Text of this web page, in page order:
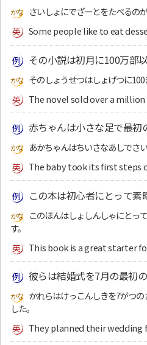
さいしょにでざーとをたべるの
Some people like to eat
その小説は初月に100万部
そのしょうせつはしょげつに100
The novel sold over a
赤ちゃんは小さな足で最初
あかちゃんはちいさなあしでさ
The baby took its first steps
この本は初心者にとって素
このほんはしょしんしゃにとっ
す。
This book is a great starter
彼らは結婚式を7月の最初
かれらはけっこんしきを7がつ
した。
They planned their wedding